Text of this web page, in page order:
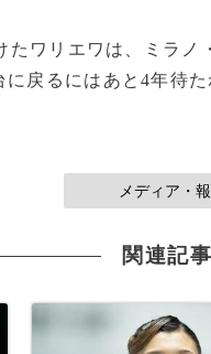
たワリエワは、ミラ
戻るにはあと4年待
メディア・
関連記事